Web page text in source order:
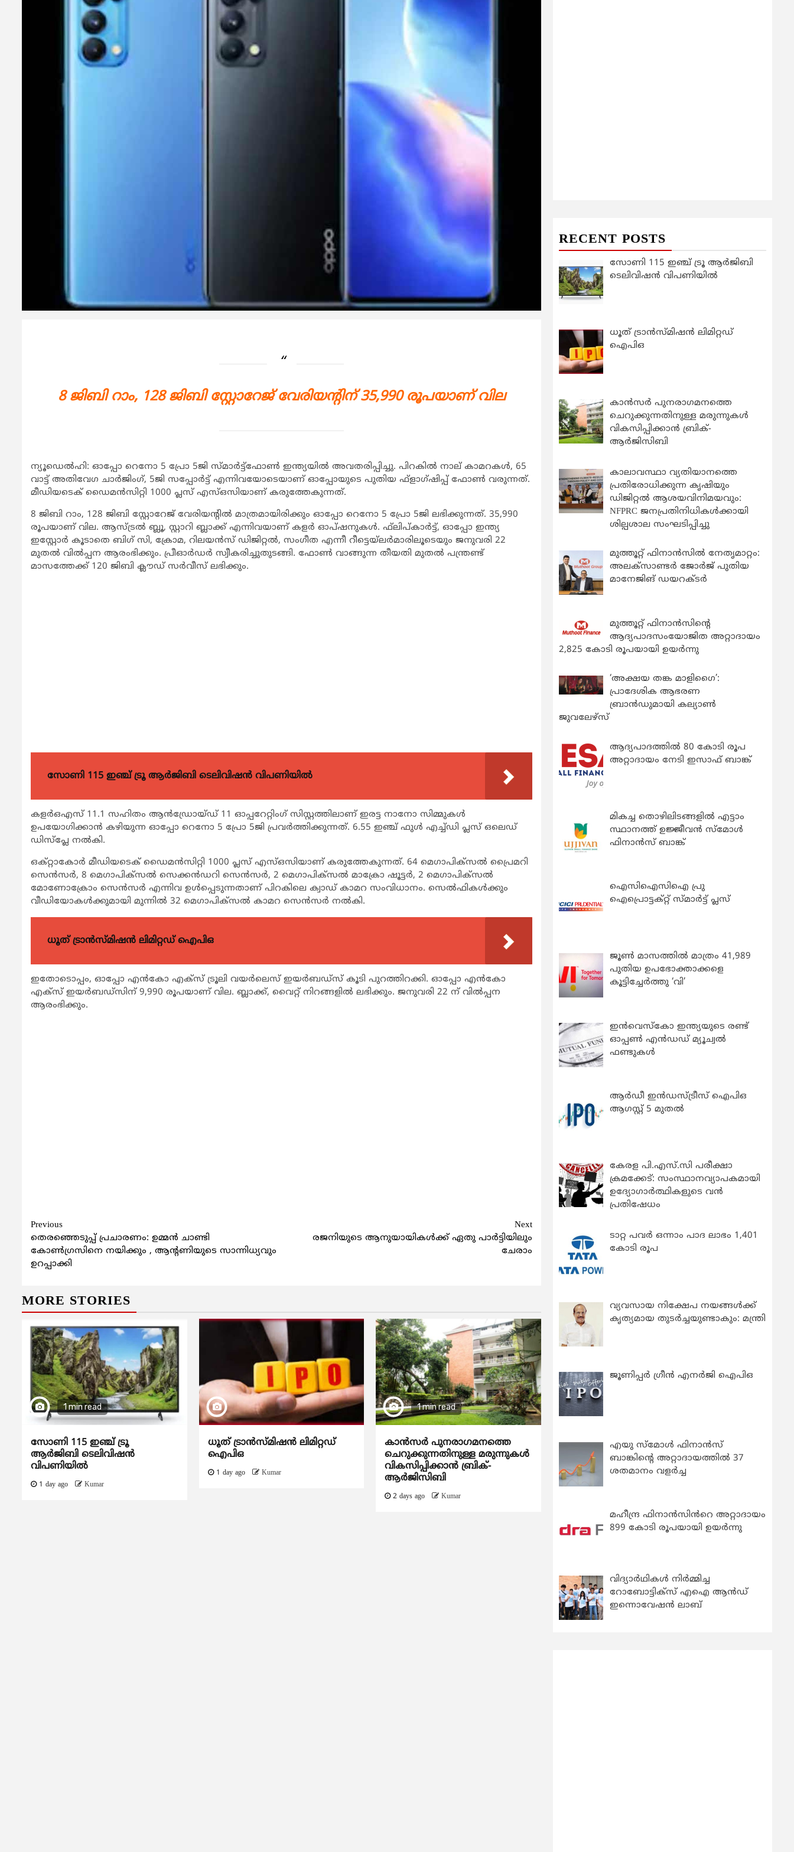
8 ജിബി റാം, 128 ജിബി സ്റ്റോറേജ് വേരിയന്റിന് 35,990 രൂപയാണ് വില
ന്യൂഡെല്‍ഹി: ഓപ്പോ റെനോ 5 പ്രോ 5ജി സ്മാര്‍ട്ട്‌ഫോണ്‍ ഇന്ത്യയില്‍ അവതരിപ്പിച്ചു. പിറകില്‍ നാല് കാമറകള്‍, 65
വാട്ട് അതിവേഗ ചാര്‍ജിംഗ്, 5ജി സപ്പോര്‍ട്ട് എന്നിവയോടെയാണ് ഓപ്പോയുടെ പുതിയ ഫ്‌ളാഗ്ഷിപ്പ് ഫോണ്‍ വരുന്നത്.
മീഡിയടെക് ഡൈമന്‍സിറ്റി 1000 പ്ലസ് എസ്ഒസിയാണ് കരുത്തേകുന്നത്.
8 ജിബി റാം, 128 ജിബി സ്റ്റോറേജ് വേരിയന്റില്‍ മാത്രമായിരിക്കും ഓപ്പോ റെനോ 5 പ്രോ 5ജി ലഭിക്കുന്നത്. 35,990
രൂപയാണ് വില. ആസ്ട്രല്‍ ബ്ലൂ, സ്റ്റാറി ബ്ലാക്ക് എന്നിവയാണ് കളര്‍ ഓപ്ഷനുകള്‍. ഫ്‌ലിപ്കാര്‍ട്ട്, ഓപ്പോ ഇന്ത്യ
ഇസ്റ്റോര്‍ കൂടാതെ ബിഗ് സി, ക്രോമ, റിലയന്‍സ് ഡിജിറ്റല്‍, സംഗീത എന്നീ റീട്ടെയ്‌ലര്‍മാരിലൂടെയും ജനുവരി 22
മുതല്‍ വില്‍പ്പന ആരംഭിക്കും. പ്രീഓര്‍ഡര്‍ സ്വീകരിച്ചുതുടങ്ങി. ഫോണ്‍ വാങ്ങുന്ന തീയതി മുതല്‍ പന്ത്രണ്ട്
മാസത്തേക്ക് 120 ജിബി ക്ലൗഡ് സര്‍വീസ് ലഭിക്കും.
സോണി 115 ഇഞ്ച് ട്രൂ ആർജിബി ടെലിവിഷൻ വിപണിയിൽ
കളര്‍ഒഎസ് 11.1 സഹിതം ആന്‍ഡ്രോയ്ഡ് 11 ഓപ്പറേറ്റിംഗ് സിസ്റ്റത്തിലാണ് ഇരട്ട നാനോ സിമ്മുകള്‍
ഉപയോഗിക്കാന്‍ കഴിയുന്ന ഓപ്പോ റെനോ 5 പ്രോ 5ജി പ്രവര്‍ത്തിക്കുന്നത്. 6.55 ഇഞ്ച് ഫുള്‍ എച്ച്ഡി പ്ലസ് ഒലെഡ്
ഡിസ്‌പ്ലേ നല്‍കി.
ഒക്റ്റാകോര്‍ മീഡിയടെക് ഡൈമന്‍സിറ്റി 1000 പ്ലസ് എസ്ഒസിയാണ് കരുത്തേകുന്നത്. 64 മെഗാപിക്‌സല്‍ പ്രൈമറി
സെന്‍സര്‍, 8 മെഗാപിക്‌സല്‍ സെക്കന്‍ഡറി സെന്‍സര്‍, 2 മെഗാപിക്‌സല്‍ മാക്രോ ഷൂട്ടര്‍, 2 മെഗാപിക്‌സല്‍
മോണോക്രോം സെന്‍സര്‍ എന്നിവ ഉള്‍പ്പെടുന്നതാണ് പിറകിലെ ക്വാഡ് കാമറ സംവിധാനം. സെല്‍ഫികള്‍ക്കും
വീഡിയോകള്‍ക്കുമായി മുന്നില്‍ 32 മെഗാപിക്‌സല്‍ കാമറ സെന്‍സര്‍ നല്‍കി.
ധൂത് ട്രാൻസ്മിഷൻ ലിമിറ്റഡ് ഐപിഒ
ഇതോടൊപ്പം, ഓപ്പോ എന്‍കോ എക്‌സ് ട്രൂലി വയര്‍ലെസ് ഇയര്‍ബഡ്‌സ് കൂടി പുറത്തിറക്കി. ഓപ്പോ എന്‍കോ
എക്‌സ് ഇയര്‍ബഡ്‌സിന് 9,990 രൂപയാണ് വില. ബ്ലാക്ക്, വൈറ്റ് നിറങ്ങളില്‍ ലഭിക്കും. ജനുവരി 22 ന് വില്‍പ്പന
ആരംഭിക്കും.
Continue
Reading
Previous
തെരഞ്ഞെടുപ്പ് പ്രചാരണം: ഉമ്മന്‍ ചാണ്ടി
കോണ്‍ഗ്രസിനെ നയിക്കും , ആന്റണിയുടെ സാന്നിധ്യവും
ഉറപ്പാക്കി
Next
രജനിയുടെ ആനുയായികള്‍ക്ക് ഏതു പാര്‍ട്ടിയിലും
ചേരാം
MORE STORIES
1 min read
സോണി 115 ഇഞ്ച് ട്രൂ
ആർജിബി ടെലിവിഷൻ
വിപണിയിൽ
1 day ago Kumar
ധൂത് ട്രാൻസ്മിഷൻ ലിമിറ്റഡ്
ഐപിഒ
1 day ago Kumar
1 min read
കാന്‍സര്‍ പുനരാഗമനത്തെ
ചെറുക്കുന്നതിനുള്ള മരുന്നുകള്‍
വികസിപ്പിക്കാന്‍ ബ്രിക്-
ആര്‍ജിസിബി
2 days ago Kumar
RECENT POSTS
സോണി 115 ഇഞ്ച് ട്രൂ ആർജിബി
ടെലിവിഷൻ വിപണിയിൽ
ധൂത് ട്രാൻസ്മിഷൻ ലിമിറ്റഡ്
ഐപിഒ
കാന്‍സര്‍ പുനരാഗമനത്തെ
ചെറുക്കുന്നതിനുള്ള മരുന്നുകള്‍
വികസിപ്പിക്കാന്‍ ബ്രിക്-
ആര്‍ജിസിബി
കാലാവസ്ഥാ വ്യതിയാനത്തെ
പ്രതിരോധിക്കുന്ന കൃഷിയും
ഡിജിറ്റൽ ആശയവിനിമയവും:
NFPRC ജനപ്രതിനിധികൾക്കായി
ശില്പശാല സംഘടിപ്പിച്ചു
മുത്തൂറ്റ് ഫിനാൻസിൽ നേതൃമാറ്റം:
അലക്സാണ്ടർ ജോർജ് പുതിയ
മാനേജിങ് ഡയറക്ടർ
മുത്തൂറ്റ് ഫിനാൻസിന്റെ
ആദ്യപാദസംയോജിത അറ്റാദായം
2,825 കോടി രൂപയായി ഉയർന്നു
‘അക്ഷയ തങ്ക മാളിഗൈ’:
പ്രാദേശിക ആഭരണ
ബ്രാന്‍ഡുമായി കല്യാണ്‍
ജുവലേഴ്‌സ്
ആദ്യപാദത്തിൽ 80 കോടി രൂപ
അറ്റാദായം നേടി ഇസാഫ് ബാങ്ക്
മികച്ച തൊഴിലിടങ്ങളിൽ എട്ടാം
സ്ഥാനത്ത് ഉജ്ജീവൻ സ്മോൾ
ഫിനാൻസ് ബാങ്ക്
ഐസിഐസിഐ പ്രു
ഐപ്രൊട്ടക്റ്റ് സ്മാർട്ട് പ്ലസ്
ജൂൺ മാസത്തിൽ മാത്രം 41,989
പുതിയ ഉപഭോക്താക്കളെ
കൂട്ടിച്ചേർത്തു ‘വി’
ഇന്‍വെസ്കോ ഇന്ത്യയുടെ രണ്ട്
ഓപ്പണ്‍ എന്‍ഡഡ് മ്യൂച്വല്‍
ഫണ്ടുകള്‍
ആർഡീ ഇൻഡസ്ട്രീസ് ഐപിഒ
ആഗസ്റ്റ് 5 മുതൽ
കേരള പി.എസ്.സി പരീക്ഷാ
ക്രമക്കേട്: സംസ്ഥാനവ്യാപകമായി
ഉദ്യോഗാര്‍ത്ഥികളുടെ വന്‍
പ്രതിഷേധം
ടാറ്റ പവർ ഒന്നാം പാദ ലാഭം 1,401
കോടി രൂപ
വ്യവസായ നിക്ഷേപ നയങ്ങള്‍ക്ക്
കൃത്യമായ തുടര്‍ച്ചയുണ്ടാകും: മന്ത്രി
ജൂണിപ്പർ ഗ്രീൻ എനർജി ഐപിഒ
എയു സ്‌മോൾ ഫിനാൻസ്
ബാങ്കിന്റെ അറ്റാദായത്തിൽ 37
ശതമാനം വളർച്ച
മഹീന്ദ്ര ഫിനാൻസിൻറെ അറ്റാദായം
899 കോടി രൂപയായി ഉയർന്നു
വിദ്യാര്‍ഥികള്‍ നിര്‍മ്മിച്ച
റോബോട്ടിക്സ് എഐ ആന്‍ഡ്
ഇന്നൊവേഷന്‍ ലാബ്